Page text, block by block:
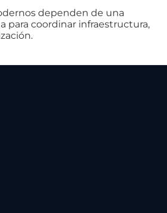
dependen de una
para coordinar infraestructura,